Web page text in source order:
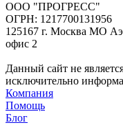
ООО "ПРОГРЕСС"
ОГРН: 1217700131956
125167 г. Москва МО
офис 2
Данный сайт не
исключительно
Компания
Помощь
Блог